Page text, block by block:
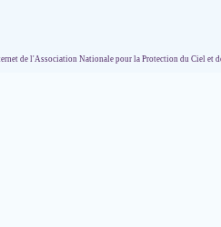
pour la Protection du Ciel et de